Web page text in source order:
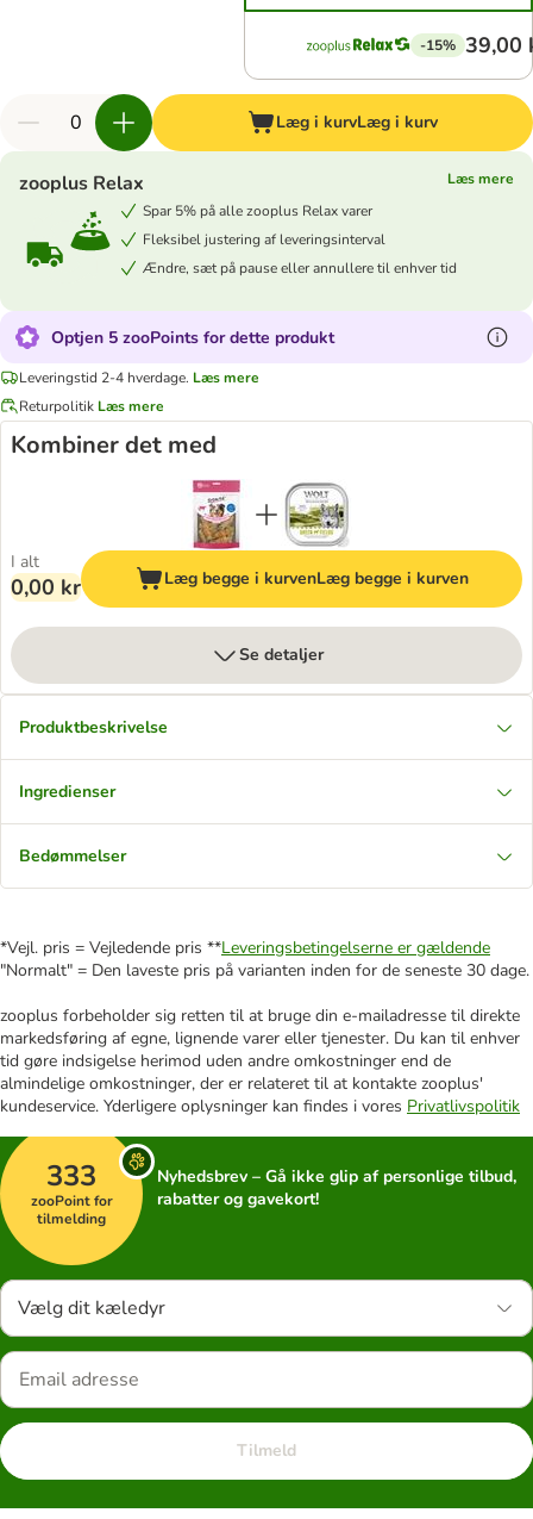
-15% 39,00
Læg i kurvLæg i kurv
zooplus Relax
Læs mere
Spar 5% på alle zooplus Relax varer
Fleksibel justering af leveringsinterval
Ændre, sæt på pause eller annullere til enhver tid
Optjen 5 zooPoints for dette produkt
Leveringstid 2-4 hverdage. Læs mere
Returpolitik Læs mere
Kombiner det med
I alt
0,00 kr Læg begge i kurvenLæg begge i kurven
Se detaljer
Produktbeskrivelse
Ingredienser
Bedømmelser
*Vejl. pris = Vejledende pris **Leveringsbetingelserne er gældende
"Normalt" = Den laveste pris på varianten inden for de seneste 30 dage.
zooplus forbeholder sig retten til at bruge din e-mailadresse til direkte
markedsføring af egne, lignende varer eller tjenester. Du kan til enhver
tid gøre indsigelse herimod uden andre omkostninger end de
almindelige omkostninger, der er relateret til at kontakte zooplus'
kundeservice. Yderligere oplysninger kan findes i vores Privatlivspolitik
333
zooPoint for
tilmelding
Nyhedsbrev – Gå ikke glip af personlige tilbud,
rabatter og gavekort!
Vælg dit kæledyr
Tilmeld